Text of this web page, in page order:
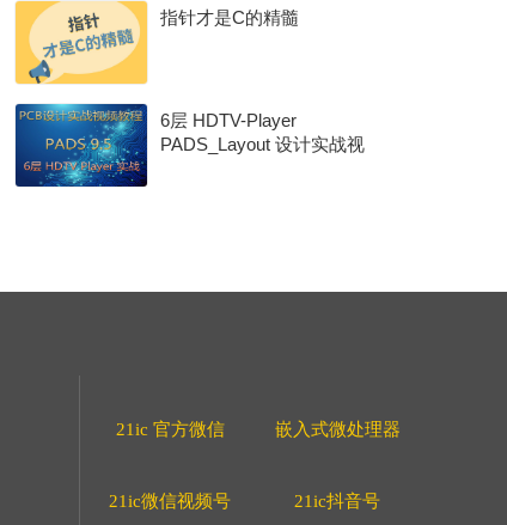
指针才是C的精髓
6层 HDTV-Player
PADS_Layout 设计实战视
21ic 官方微信 嵌入式微处理器
21ic微信视频号 21ic抖音号